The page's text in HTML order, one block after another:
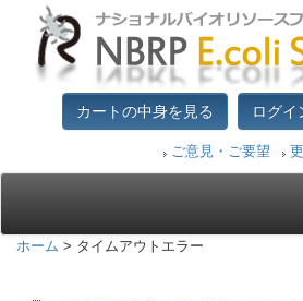
カートの中身を見る ログイ
ご意見・ご要望
ホーム > タイムアウトエラー